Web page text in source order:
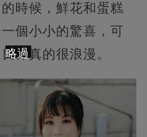
時候，鮮花和蛋糕
個小小的驚喜，可
偉真的很浪漫。
略過